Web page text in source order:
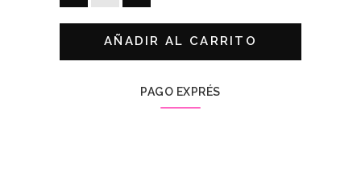
REMY
AÑADIR AL CARRITO
PAGO EXPRÉS